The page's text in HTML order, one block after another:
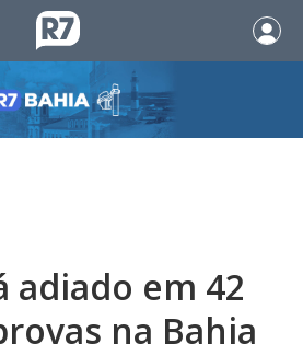
adiado em 42
na Bahia